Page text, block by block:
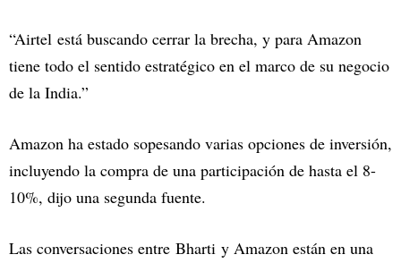
“Airtel está buscando cerrar la brecha, y para Amazon
tiene todo el sentido estratégico en el marco de su negocio
de la India.”
Amazon ha estado sopesando varias opciones de inversión,
incluyendo la compra de una participación de hasta el 8-
10%, dijo una segunda fuente.
Las conversaciones entre Bharti y Amazon están en una